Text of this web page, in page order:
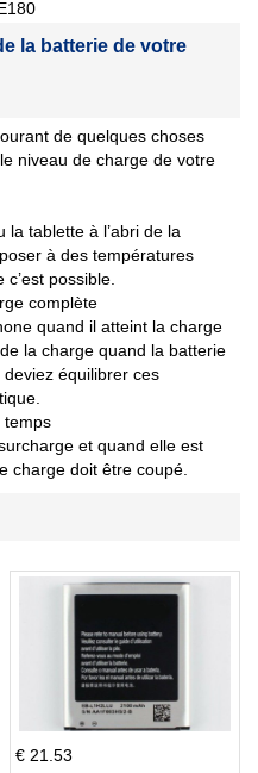
la batterie de votre
de quelques choses
niveau de charge de votre
la tablette à l’abri de la
à des températures
possible.
complète
quand il atteint la charge
la charge quand la batterie
équilibrer ces
temps
et quand elle est
charge doit être coupé.
€ 21.53